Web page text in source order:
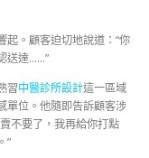
起。顧客迫切地說道：“你
送達……”
習中醫診所設計這一區域
單位。他隨即告訴顧客涉
不要了，我再給你打點
”